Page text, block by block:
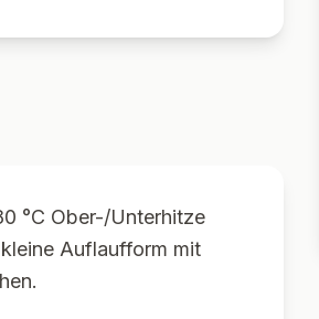
°C Ober-/Unterhitze
Auflaufform mit